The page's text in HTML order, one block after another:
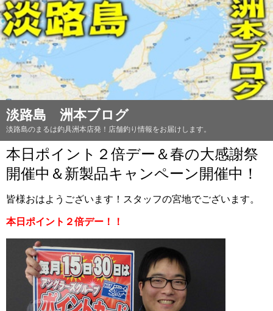
淡路島 洲本ブログ
淡路島のまるは釣具洲本店発！店舗釣り情報をお届けします。
本日ポイント２倍デー＆春の大感謝祭
開催中＆新製品キャンペーン開催中！
皆様おはようございます！スタッフの宮地でございます。
本日ポイント２倍デー！！